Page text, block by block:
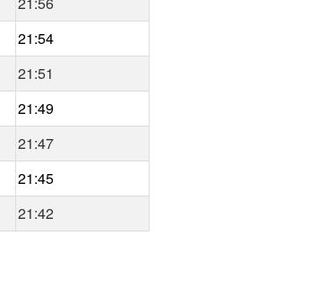
21:54
21:51
21:49
21:47
21:45
21:42